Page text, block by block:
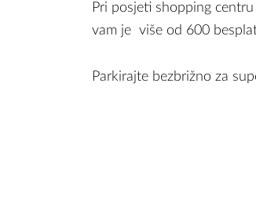
Pri posjeti shopping
vam je više od 600
Parkirajte bezbrižno za